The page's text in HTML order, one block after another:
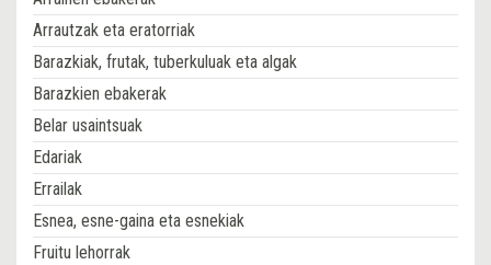
Arrautzak eta eratorriak
Barazkiak, frutak, tuberkuluak eta algak
Barazkien ebakerak
Belar usaintsuak
Edariak
Errailak
Esnea, esne-gaina eta esnekiak
Fruitu lehorrak